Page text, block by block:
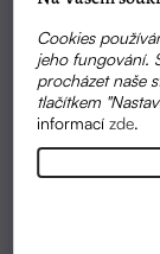
Cookies
jeho fungování.
procházet naše
tlačítkem
informacízde.